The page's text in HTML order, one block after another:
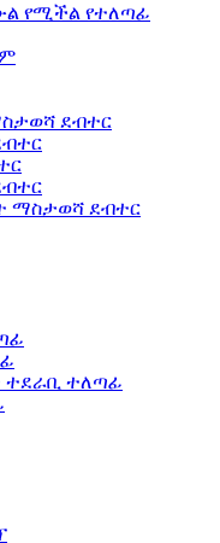
የሚችል የተለጣፊ
ደብተር
ማስታወሻ ደብተር
ተደራቢ ተለጣፊ